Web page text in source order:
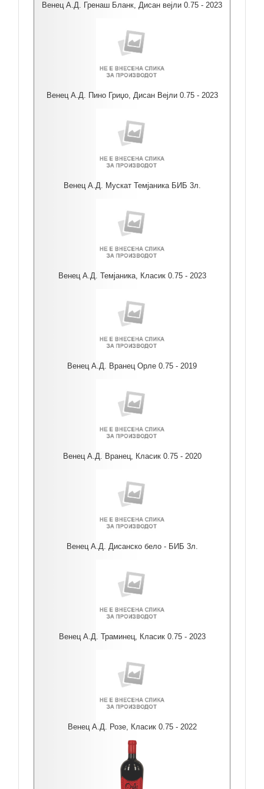
Венец А.Д. Гренаш Бланк, Дисан вејли 0.75 - 2023
Венец А.Д. Пино Гриџо, Дисан Вејли 0.75 - 2023
Венец А.Д. Мускат Темјаника БИБ 3л.
Венец А.Д. Темјаника, Класик 0.75 - 2023
Венец А.Д. Вранец Орле 0.75 - 2019
Венец А.Д. Вранец, Класик 0.75 - 2020
Венец А.Д. Дисанско бело - БИБ 3л.
Венец А.Д. Траминец, Класик 0.75 - 2023
Венец А.Д. Розе, Класик 0.75 - 2022